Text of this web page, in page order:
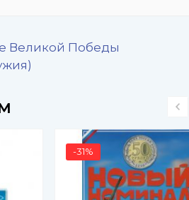
Великой Победы
-31%